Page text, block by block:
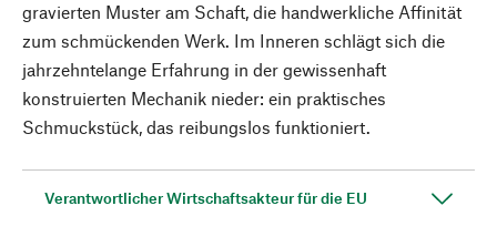
gravierten Muster am Schaft, die handwerkliche Affinität
zum schmückenden Werk. Im Inneren schlägt sich die
jahrzehntelange Erfahrung in der gewissenhaft
konstruierten Mechanik nieder: ein praktisches
Schmuckstück, das reibungslos funktioniert.
Verantwortlicher Wirtschaftsakteur für die EU